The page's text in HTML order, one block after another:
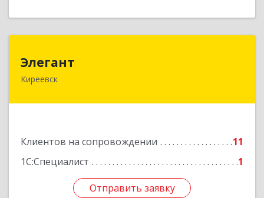
Элегант
Киреевск
Клиентов на сопровождении
11
1С:Специалист
1
Отправить заявку
301262, Тульская обл, Киреевск г, Чехова ул,
Отправить заявку